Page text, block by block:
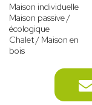
Maison individuelle
Maison passive /
écologique
Chalet / Maison en
bois